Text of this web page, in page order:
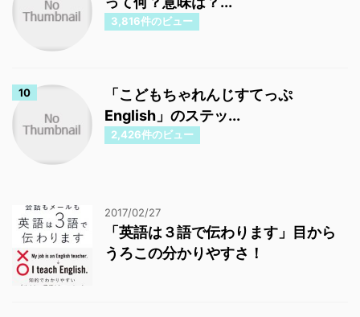
3,816件のビュー
「こどもちゃれんじすてっぷ
English」のステッ...
2,426件のビュー
2017/02/27
「英語は３語で伝わります」目から
うろこの分かりやすさ！